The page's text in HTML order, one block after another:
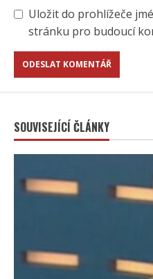
Uložit do prohlížeče
stránku pro budoucí
SOUVISEJÍCÍ ČLÁNKY